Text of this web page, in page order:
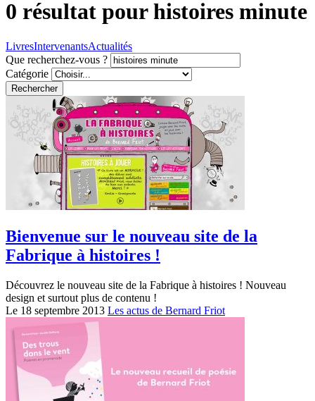
0 résultat pourhistoires minute
LivresIntervenantsActualités
Que recherchez-vous ?
Catégorie
Rechercher
Bienvenue sur le nouveau site de la
Fabrique à histoires !
Découvrez le nouveau site de la Fabrique à histoires ! Nouveau
design et surtout plus de contenu !
Le 18 septembre 2013 Les actus de Bernard Friot